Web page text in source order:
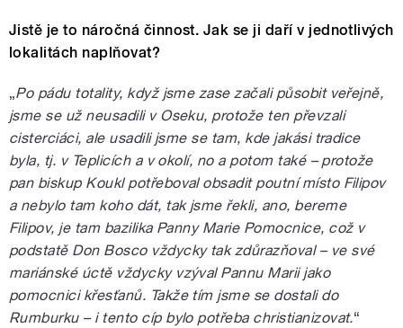
Jistě je to náročná činnost. Jak se ji daří v jednotlivých
lokalitách naplňovat?
„Po pádu totality, když jsme zase začali působit veřejně,
jsme se už neusadili v Oseku, protože ten převzali
cisterciáci, ale usadili jsme se tam, kde jakási tradice
byla, tj. v Teplicích a v okolí, no a potom také – protože
pan biskup Koukl potřeboval obsadit poutní místo Filipov
a nebylo tam koho dát, tak jsme řekli, ano, bereme
Filipov, je tam bazilika Panny Marie Pomocnice, což v
podstatě Don Bosco vždycky tak zdůrazňoval – ve své
mariánské úctě vždycky vzýval Pannu Marii jako
pomocnici křesťanů. Takže tím jsme se dostali do
Rumburku – i tento cíp bylo potřeba christianizovat.“